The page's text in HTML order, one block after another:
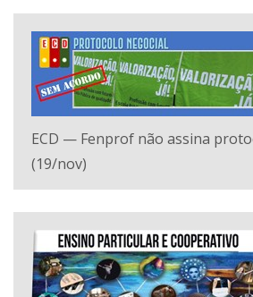
ECD — Fenprof não assina
(19/nov)